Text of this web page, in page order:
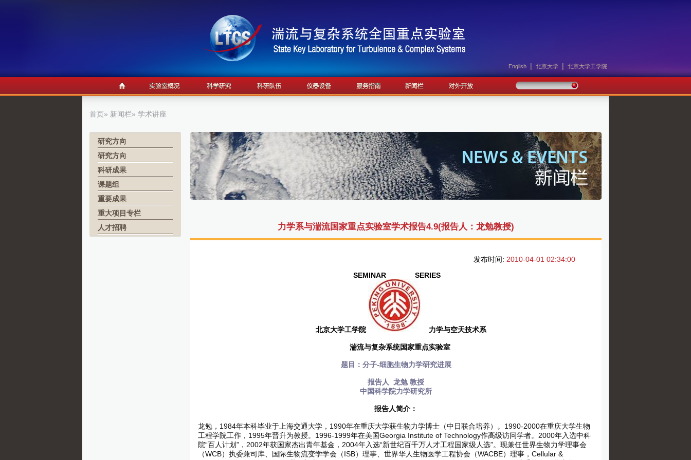
English | 北京大学 | 北京大学工学院
首页» 新闻栏» 学术讲座
研究方向
研究方向
科研成果
课题组
重要成果
重大项目专栏
人才招聘
力学系与湍流国家重点实验室学术报告4.9(报告人：龙勉教授)
发布时间: 2010-04-01 02:34:00
SEMINAR SERIES
北京大学工学院 力学与空天技术系
湍流与复杂系统国家重点实验室
题目：分子-细胞生物力学研究进展
报告人 龙勉 教授
中国科学院力学研究所
报告人简介：
龙勉，1984年本科毕业于上海交通大学，1990年在重庆大学获生物力学博士（中日联合培养）。1990-2000在重庆大学生物
工程学院工作，1995年晋升为教授。1996-1999年在美国Georgia Institute of Technology作高级访问学者。2000年入选中科
院“百人计划”，2002年获国家杰出青年基金，2004年入选“新世纪百千万人才工程国家级人选”。现兼任世界生物力学理事会
（WCB）执委兼司库、国际生物流变学学会（ISB）理事、世界华人生物医学工程协会（WACBE）理事，Cellular &